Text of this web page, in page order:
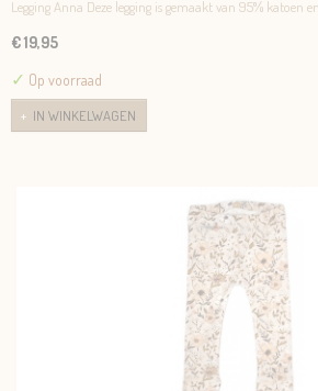
Legging Anna Deze legging is gemaakt van 95% katoen
€ 19,95
✓ Op voorraad
IN WINKELWAGEN